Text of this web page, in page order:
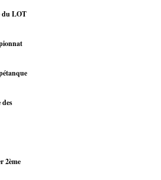
du LOT
2ème